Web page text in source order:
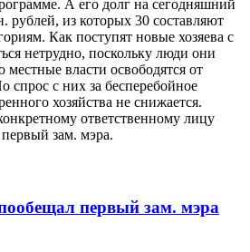
А его долг на сегодняшний
рублей, из которых 30 составляют
Как поступят новые хозяева с
нетрудно, поскольку люди они
власти освободятся от
спрос с них за бесперебойное
хозяйства не снижается.
ответственному лицу
зам. мэра.
первый зам. мэра